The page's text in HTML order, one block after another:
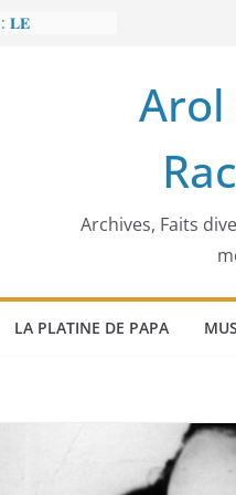
𝐋𝐄
𝐨𝐫𝐝𝐢𝐧𝐚𝐭𝐞𝐮𝐫
Arol
Archives, Faits
LA PLATINE DE PAPA